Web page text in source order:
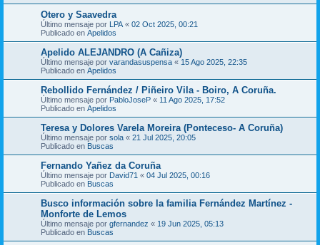
Otero y Saavedra
Último mensaje por LPA « 02 Oct 2025, 00:21
Publicado en Apelidos
Apelido ALEJANDRO (A Cañiza)
Último mensaje por varandasuspensa « 15 Ago 2025, 22:35
Publicado en Apelidos
Rebollido Fernández / Piñeiro Vila - Boiro, A Coruña.
Último mensaje por PabloJoseP « 11 Ago 2025, 17:52
Publicado en Apelidos
Teresa y Dolores Varela Moreira (Ponteceso- A Coruña)
Último mensaje por sola « 21 Jul 2025, 20:05
Publicado en Buscas
Fernando Yañez da Coruña
Último mensaje por David71 « 04 Jul 2025, 00:16
Publicado en Buscas
Busco información sobre la familia Fernández Martínez -
Monforte de Lemos
Último mensaje por gfernandez « 19 Jun 2025, 05:13
Publicado en Buscas